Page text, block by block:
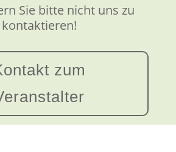
Sie bitte nicht uns zu
kontaktieren!
zum